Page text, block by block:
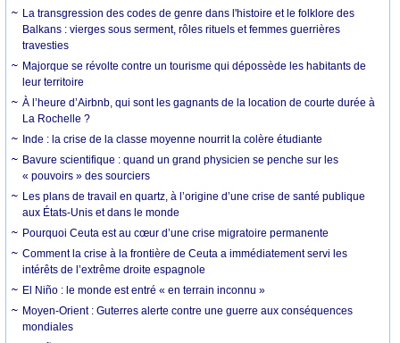
La transgression des codes de genre dans l'histoire et le folklore des
Balkans : vierges sous serment, rôles rituels et femmes guerrières
travesties
Majorque se révolte contre un tourisme qui dépossède les habitants de
leur territoire
À l’heure d’Airbnb, qui sont les gagnants de la location de courte durée à
La Rochelle ?
Inde : la crise de la classe moyenne nourrit la colère étudiante
Bavure scientifique : quand un grand physicien se penche sur les
« pouvoirs » des sourciers
Les plans de travail en quartz, à l’origine d’une crise de santé publique
aux États-Unis et dans le monde
Pourquoi Ceuta est au cœur d’une crise migratoire permanente
Comment la crise à la frontière de Ceuta a immédiatement servi les
intérêts de l’extrême droite espagnole
El Niño : le monde est entré « en terrain inconnu »
Moyen-Orient : Guterres alerte contre une guerre aux conséquences
mondiales